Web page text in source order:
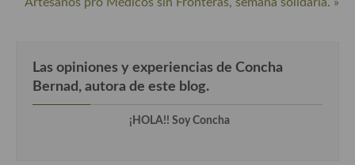
Cocina Andaluza
Las opiniones y experiencias de Concha
Bernad, autora de este blog.
¡HOLA!! Soy Concha